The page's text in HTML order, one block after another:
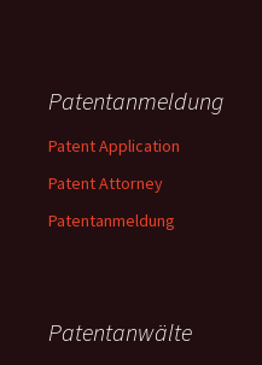
Patentanmeldung
Patent Application
Patent Attorney
Patentanmeldung
Patentanwälte